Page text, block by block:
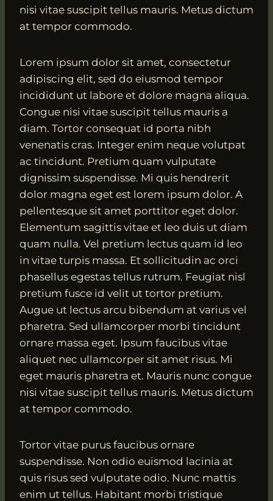
nisi vitae suscipit tellus mauris. Metus dictum
at tempor commodo.
Lorem ipsum dolor sit amet, consectetur
adipiscing elit, sed do eiusmod tempor
incididunt ut labore et dolore magna aliqua.
Congue nisi vitae suscipit tellus mauris a
diam. Tortor consequat id porta nibh
venenatis cras. Integer enim neque volutpat
ac tincidunt. Pretium quam vulputate
dignissim suspendisse. Mi quis hendrerit
dolor magna eget est lorem ipsum dolor. A
pellentesque sit amet porttitor eget dolor.
Elementum sagittis vitae et leo duis ut diam
quam nulla. Vel pretium lectus quam id leo
in vitae turpis massa. Et sollicitudin ac orci
phasellus egestas tellus rutrum. Feugiat nisl
pretium fusce id velit ut tortor pretium.
Augue ut lectus arcu bibendum at varius vel
pharetra. Sed ullamcorper morbi tincidunt
ornare massa eget. Ipsum faucibus vitae
aliquet nec ullamcorper sit amet risus. Mi
eget mauris pharetra et. Mauris nunc congue
nisi vitae suscipit tellus mauris. Metus dictum
at tempor commodo.
Tortor vitae purus faucibus ornare
suspendisse. Non odio euismod lacinia at
quis risus sed vulputate odio. Nunc mattis
enim ut tellus. Habitant morbi tristique